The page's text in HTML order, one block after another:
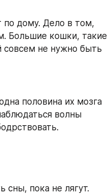
по дому. Дело в том,
Большие кошки, такие
совсем не нужно быть
половина их мозга
волны
сны, пока не лягут.